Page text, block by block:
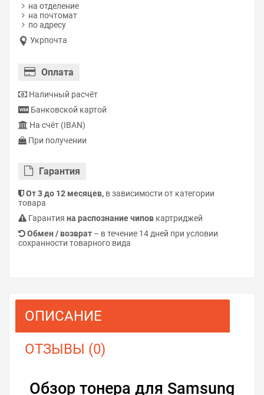
на отделение
на почтомат
по адресу
Укрпочта
Оплата
Наличный расчёт
Банковской картой
На счёт (IBAN)
При получении
Гарантия
От 3 до 12 месяцев, в зависимости от категории
товара
Гарантия на распознание чипов картриджей
Обмен / возврат – в течение 14 дней при условии
сохранности товарного вида
ОПИСАНИЕ
ОТЗЫВЫ (0)
Обзор тонера для Samsung